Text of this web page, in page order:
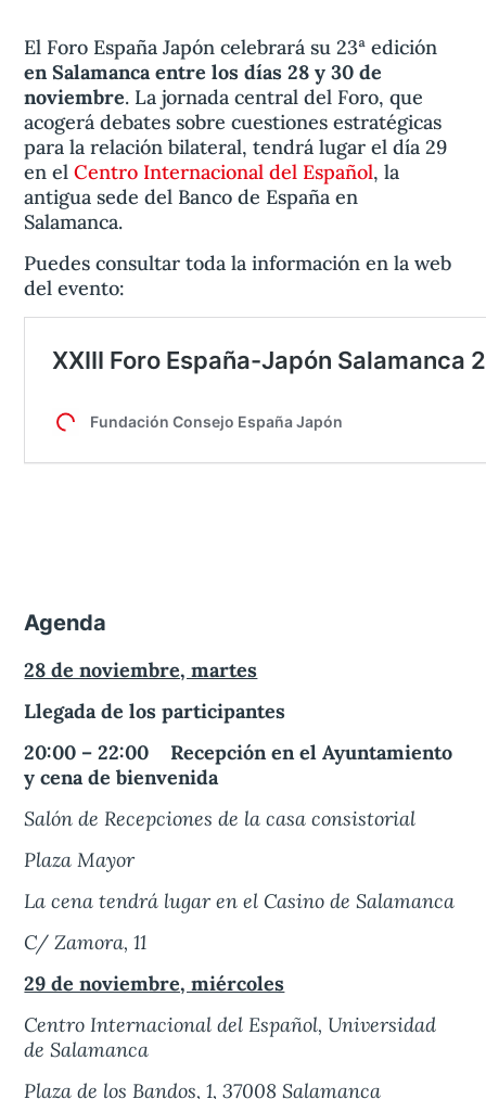
El Foro España Japón celebrará su 23ª edición
en Salamanca entre los días 28 y 30 de
noviembre. La jornada central del Foro, que
acogerá debates sobre cuestiones estratégicas
para la relación bilateral, tendrá lugar el día 29
en elCentro Internacional del Español, la
antigua sede del Banco de España en
Salamanca.
Puedes consultar toda la información en la web
del evento:
Agenda
28 de noviembre, martes
Llegada de los participantes
20:00 – 22:00 Recepción en el Ayuntamiento
y cena de bienvenida
Salón de Recepciones de la casa consistorial
Plaza Mayor
La cena tendrá lugar en el Casino de Salamanca
C/ Zamora, 11
29 de noviembre, miércoles
Centro Internacional del Español, Universidad
de Salamanca
Plaza de los Bandos, 1, 37008 Salamanca